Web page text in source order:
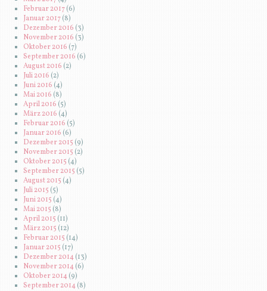
Februar 2017(6)
Januar 2017(8)
Dezember 2016 (3)
November 2016 (3)
Oktober 2016 (7)
September 2016 (6)
August 2016(2)
Juli 2016 (2)
Juni 2016 (4)
Mai 2016 (8)
April 2016 (5)
März 2016 (4)
Februar 2016(5)
Januar 2016 (6)
Dezember 2015 (9)
November 2015 (2)
Oktober 2015 (4)
September 2015 (5)
August 2015 (4)
Juli 2015 (5)
Juni 2015 (4)
Mai 2015(8)
April 2015 (11)
März 2015(12)
Februar 2015 (14)
Januar 2015 (17)
Dezember 2014(13)
November 2014(6)
Oktober 2014(9)
September 2014(8)